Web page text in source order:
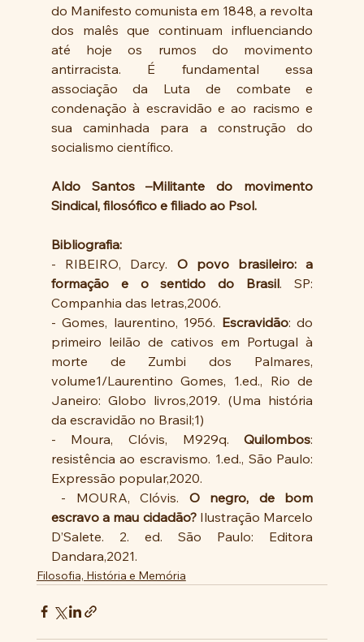
do Manifesto comunista em 1848, a revolta
dos malês que continuam influenciando
até hoje os rumos do movimento
antirracista. É fundamental essa
associação da Luta de combate e
condenação à escravidão e ao racismo e
sua caminhada para a construção do
socialismo científico.
Aldo Santos –Militante do movimento
Sindical, filosófico e filiado ao Psol.
Bibliografia:
- RIBEIRO, Darcy. O povo brasileiro: a
formação e o sentido do Brasil. SP:
Companhia das letras,2006.
- Gomes, laurentino, 1956. Escravidão: do
primeiro leilão de cativos em Portugal à
morte de Zumbi dos Palmares,
volume1/Laurentino Gomes, 1.ed., Rio de
Janeiro: Globo livros,2019. (Uma história
da escravidão no Brasil;1)
- Moura, Clóvis, M929q. Quilombos:
resistência ao escravismo. 1.ed., São Paulo:
Expressão popular,2020.
- MOURA, Clóvis. O negro, de bom
escravo a mau cidadão? Ilustração Marcelo
D’Salete. 2. ed. São Paulo: Editora
Dandara,2021.
Filosofia, História e Memória